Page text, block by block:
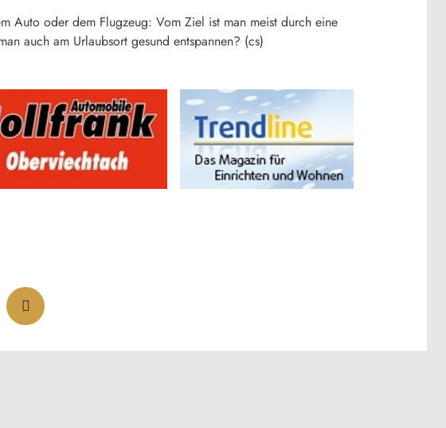
Auto oder dem Flugzeug: Vom Ziel ist man meist durch eine
auch am Urlaubsort gesund entspannen? (cs)